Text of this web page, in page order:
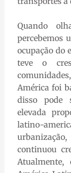
Quando
percebemos
ocupação do
teve o
América foi
disso pode
elevada
latino-
continuou